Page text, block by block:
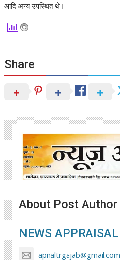
आदि अन्य उपस्थित थे।
Share
About Post Author
NEWS APPRAISAL
apnaltrgajab@gmail.com